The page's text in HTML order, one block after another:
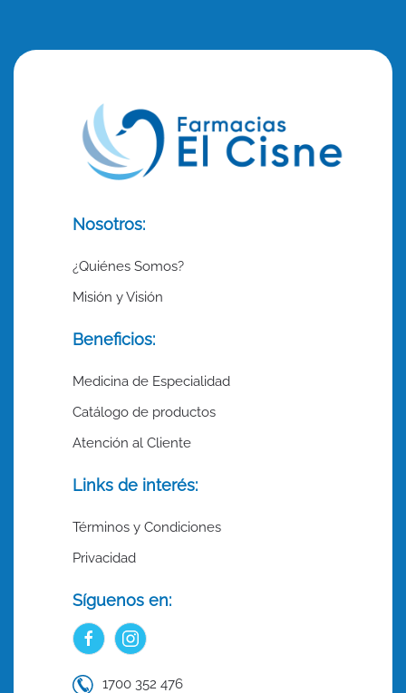
Nosotros:
¿Quiénes Somos?
Misión y Visión
Beneficios:
Medicina de Especialidad
Catálogo de productos
Atención al Cliente
Links de interés:
Términos y Condiciones
Privacidad
Síguenos en:
1700 352 476